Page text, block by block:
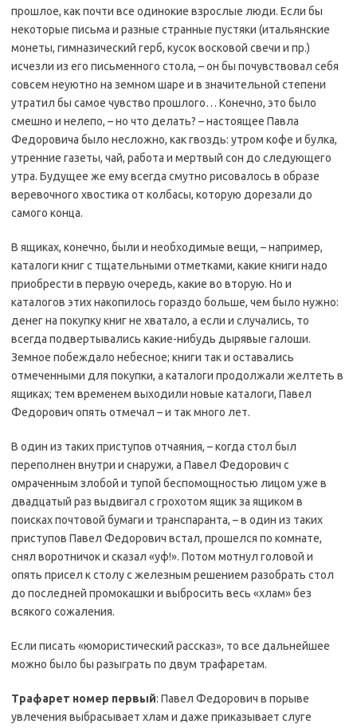
прошлое, как почти все одинокие взрослые люди. Если бы
некоторые письма и разные странные пустяки (итальянские
монеты, гимназический герб, кусок восковой свечи и пр.)
исчезли из его письменного стола, – он бы почувствовал себя
совсем неуютно на земном шаре и в значительной степени
утратил бы самое чувство прошлого… Конечно, это было
смешно и нелепо, – но что делать? – настоящее Павла
Федоровича было несложно, как гвоздь: утром кофе и булка,
утренние газеты, чай, работа и мертвый сон до следующего
утра. Будущее же ему всегда смутно рисовалось в образе
веревочного хвостика от колбасы, которую дорезали до
самого конца.
В ящиках, конечно, были и необходимые вещи, – например,
каталоги книг с тщательными отметками, какие книги надо
приобрести в первую очередь, какие во вторую. Но и
каталогов этих накопилось гораздо больше, чем было нужно:
денег на покупку книг не хватало, а если и случались, то
всегда подвертывались какие-нибудь дырявые галоши.
Земное побеждало небесное; книги так и оставались
отмеченными для покупки, а каталоги продолжали желтеть в
ящиках; тем временем выходили новые каталоги, Павел
Федорович опять отмечал – и так много лет.
В один из таких приступов отчаяния, – когда стол был
переполнен внутри и снаружи, а Павел Федорович с
омраченным злобой и тупой беспомощностью лицом уже в
двадцатый раз выдвигал с грохотом ящик за ящиком в
поисках почтовой бумаги и транспаранта, – в один из таких
приступов Павел Федорович встал, прошелся по комнате,
снял воротничок и сказал «уф!». Потом мотнул головой и
опять присел к столу с железным решением разобрать стол
до последней промокашки и выбросить весь «хлам» без
всякого сожаления.
Если писать «юмористический рассказ», то все дальнейшее
можно было бы разыграть по двум трафаретам.
Трафарет номер первый: Павел Федорович в порыве
увлечения выбрасывает хлам и даже приказывает слуге